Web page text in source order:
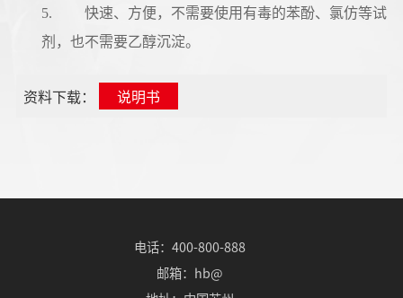
5.
快速、方便，不需要使用有毒的苯酚、氯仿等试
剂，也不需要乙醇沉淀。
资料下载： 说明书
电话：400-800-888
邮箱：hb@